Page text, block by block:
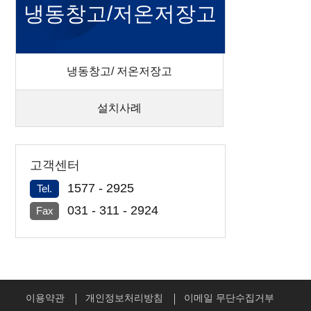
냉동창고/저온저장고
냉동창고/ 저온저장고
설치사례
고객센터
Tel. 1577 - 2925
Fax 031 - 311 - 2924
이용약관 개인정보처리방침 이메일 무단수집거부